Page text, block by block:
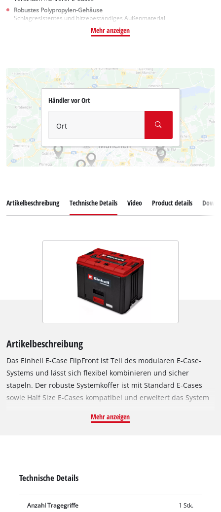
Robustes Polypropylen-Gehäuse
Schlagresistentes und hitzebeständiges Außenmaterial
Mehr anzeigen
Händler vor Ort
Ort
Artikelbeschreibung Technische Details Video Product details
Artikelbeschreibung
Das Einhell E-Case FlipFront ist Teil des modularen E-Case-
Systems und lässt sich flexibel kombinieren und sicher
stapeln. Der robuste Systemkoffer ist mit Standard E-Cases
sowie Half Size E-Cases kompatibel und erweitert das System
Klappe ist der Zugriff auf Maschinen, Akku-Geräte und
Werkzeuge und Zubehör. Gefertigt aus hochwertigem
Polypropylen, überzeugt der Koffer durch hohe Belastbarkeit,
Hitzebeständigkeit und Schlagresistenz. Über den stabilen,
Mehr anzeigen
Technische Details
Anzahl Tragegriffe 1 Stk.